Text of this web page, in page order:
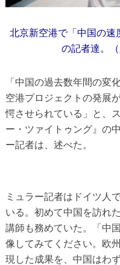
北京新空港で「中国の速
の記者達。
「中国の過去数年間の変
空港プロジェクトの発展
愕させられている」と、
ー・ツァイトゥング』の
ー記者は、述べた。
ミュラー記者はドイツ人
いる。初めて中国を訪れ
講師も務めていた。「中
像してみてください。欧
現した成果を、中国はわ